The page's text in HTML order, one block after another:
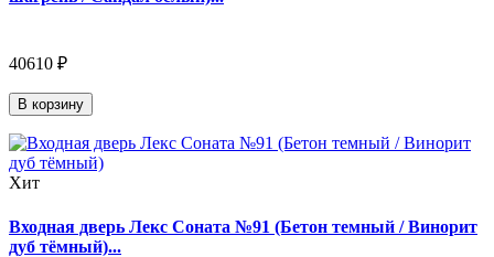
40610 ₽
В корзину
Хит
Входная дверь Лекс Соната №91 (Бетон темный / Винорит
дуб тёмный)...